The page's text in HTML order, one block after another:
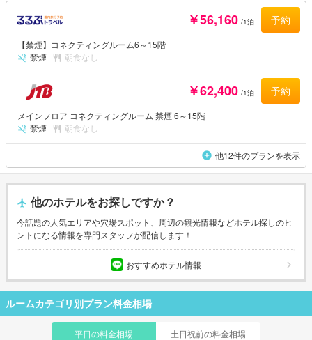
￥56,160 /1泊 予約
【禁煙】コネクティングルーム6～15階
禁煙
朝食なし
￥62,400 /1泊 予約
メインフロア コネクティングルーム 禁煙 6～15階
禁煙
朝食なし
他12件のプランを表示
他のホテルをお探しですか？
今話題の人気エリアや穴場スポット、周辺の観光情報などホテル探しのヒ
ントになる情報を専門スタッフが配信します！
おすすめホテル情報
ルームカテゴリ別プラン料金相場
平日の料金相場 土日祝前の料金相場